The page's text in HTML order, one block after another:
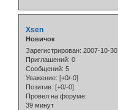
Xsen
Новичок
Зарегистрирован: 2007-10-30
Приглашений: 0
Сообщений: 5
Уважение: [+0/-0]
Позитив: [+0/-0]
Провел на форуме:
39 минут